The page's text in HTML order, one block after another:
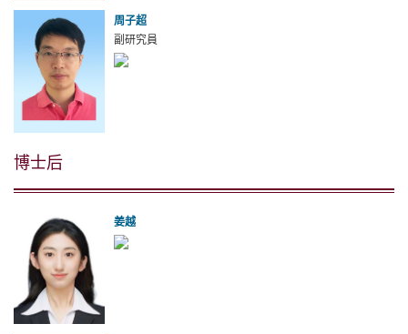
周子超
副研究員
博士后
姜越